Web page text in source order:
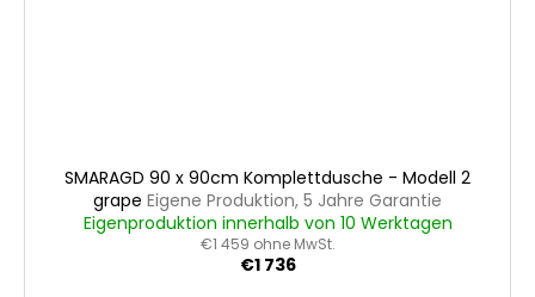
SMARAGD 90 x 90cm Komplettdusche - Modell 2
grape Eigene Produktion, 5 Jahre Garantie
Eigenproduktion innerhalb von 10 Werktagen
€1 459 ohne MwSt.
€1 736